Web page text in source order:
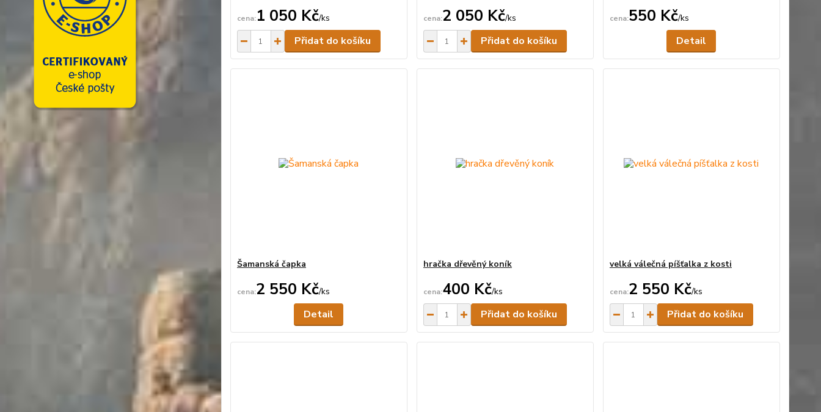
1 050 Kč/ks
Přidat do košíku
2 050 Kč/ks
Přidat do košíku
550 Kč/ks
Detail
Šamanská čapka
2 550 Kč/ks
Detail
hračka dřevěný koník
400 Kč/ks
Přidat do košíku
velká válečná píšťalka z kosti
2 550 Kč/ks
Přidat do košíku